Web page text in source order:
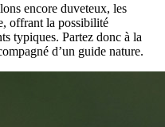
encore duveteux, les
offrant la possibilité
typiques. Partez donc à la
d’un guide nature.